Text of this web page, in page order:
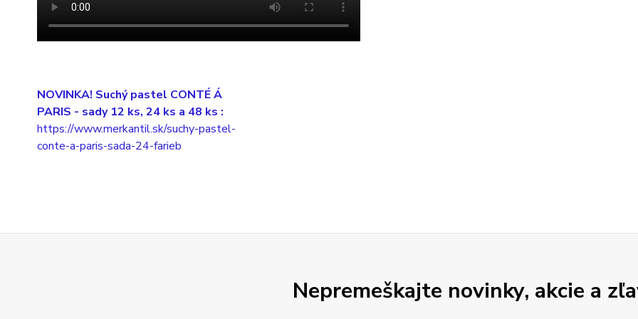
NOVINKA! Suchý pastel CONTÉ Á
PARIS - sady 12 ks, 24 ks a 48 ks :
https://www.merkantil.sk/suchy-pastel-
conte-a-paris-sada-24-farieb
Nepremeškajte novinky, akcie a